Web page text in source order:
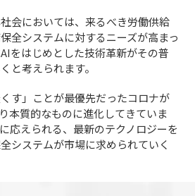
会においては、来るべき労働供給
全システムに対するニーズが高まっ
をはじめとした技術革新がその普
と考えられます。
す」ことが最優先だったコロナが
本質的なものに進化してきていま
応えられる、最新のテクノロジーを
システムが市場に求められていく